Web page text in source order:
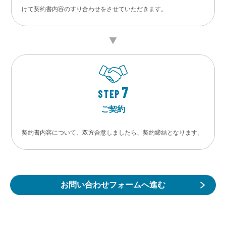
けて契約書内容のすり合わせをさせていただきます。
STEP 7
ご契約
契約書内容について、双方合意しましたら、契約締結となります。
お問い合わせフォームへ進む